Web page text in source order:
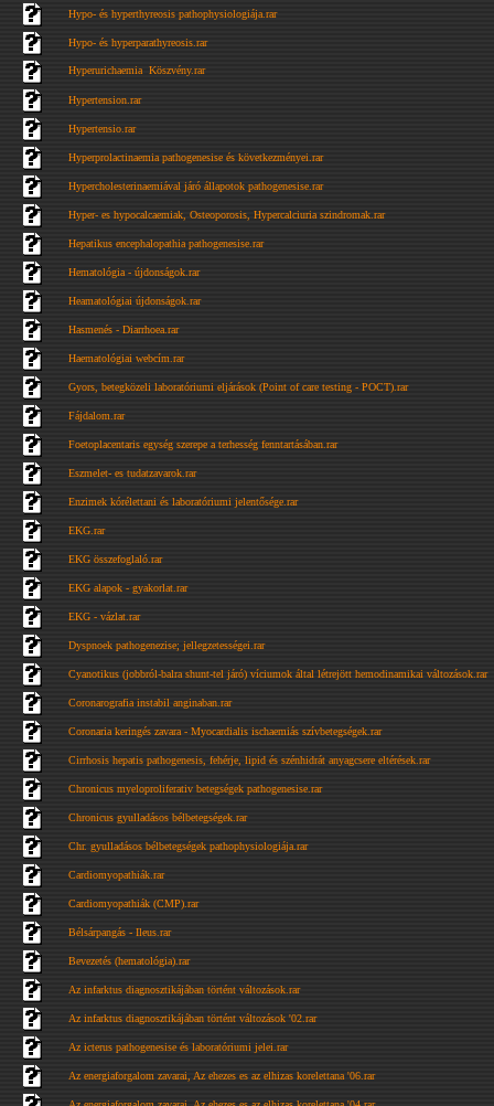
Hypo- és hyperthyreosis pathophysiologiája.rar
Hypo- és hyperparathyreosis.rar
Hyperurichaemia  Köszvény.rar
Hypertension.rar
Hypertensio.rar
Hyperprolactinaemia pathogenesise és következményei.rar
Hypercholesterinaemiával járó állapotok pathogenesise.rar
Hyper- es hypocalcaemiak, Osteoporosis, Hypercalciuria szindromak.rar
Hepatikus encephalopathia pathogenesise.rar
Hematológia - újdonságok.rar
Heamatológiai újdonságok.rar
Hasmenés - Diarrhoea.rar
Haematológiai webcím.rar
Gyors, betegközeli laboratóriumi eljárások (Point of care testing - POCT).rar
Fájdalom.rar
Foetoplacentaris egység szerepe a terhesség fenntartásában.rar
Eszmelet- es tudatzavarok.rar
Enzimek kórélettani és laboratóriumi jelentősége.rar
EKG.rar
EKG összefoglaló.rar
EKG alapok - gyakorlat.rar
EKG - vázlat.rar
Dyspnoek pathogenezise; jellegzetességei.rar
Cyanotikus (jobbról-balra shunt-tel járó) víciumok által létrejött hemodinamikai változások.rar
Coronarografia instabil anginaban.rar
Coronaria keringés zavara - Myocardialis ischaemiás szívbetegségek.rar
Cirrhosis hepatis pathogenesis, fehérje, lipid és szénhidrát anyagcsere eltérések.rar
Chronicus myeloproliferativ betegségek pathogenesise.rar
Chronicus gyulladásos bélbetegségek.rar
Chr. gyulladásos bélbetegségek pathophysiologiája.rar
Cardiomyopathiák.rar
Cardiomyopathiák (CMP).rar
Bélsárpangás - Ileus.rar
Bevezetés (hematológia).rar
Az infarktus diagnosztikájában történt változások.rar
Az infarktus diagnosztikájában történt változások '02.rar
Az icterus pathogenesise és laboratóriumi jelei.rar
Az energiaforgalom zavarai, Az ehezes es az elhizas korelettana '06.rar